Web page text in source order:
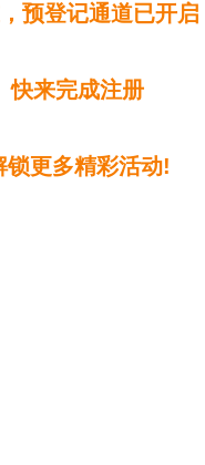
预登记通道已开启
快来完成注册
锁更多精彩活动!